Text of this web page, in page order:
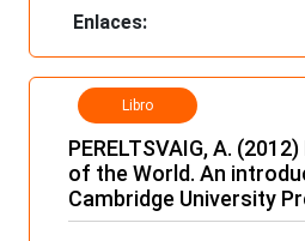
Enlaces:
Libro
PERELTSVAIG, A.
of the World. An
Cambridge University